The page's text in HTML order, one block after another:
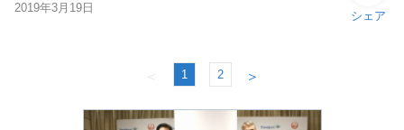
2019年3月19日
シェア
＜ 1 2 ＞